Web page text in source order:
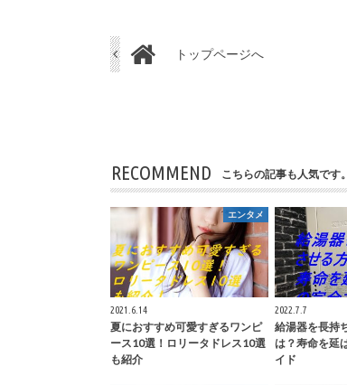
トップページへ
RECOMMEND こちらの記事も人気です。
エンタメ
2021.6.14
夏におすすめ可愛すぎるワンピ
ース10選！ロリータドレス10選
も紹介
2022.7.7
給湯器を長持
は？寿命を延
イド